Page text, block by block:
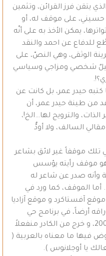
يتقن فرز القرائن، وتثمين
على موقف له، أو
يمكن الأخذ به على أنّه
للدفاع عن احمد والنقد
الوثقى، وهي النصّ، على
ميلٌ شخصي ومزاجي وسياسي
حيدر عمر، بل كانت عن
من طينة حيدر عمر، أن
والترويج لها…الخ!،
السالف، ولا أودُّ
تلك موقفاً غير لائق بشاعر
موقف رأيته يؤسس
وأنه صدر عن شاعر له
أما الموقف، كما ورد في
آفستاكرد و موقع آزاديا
أرضاً، في برنامج حي
لفضائية روز ت.ف بتاريخ 27. 11. 2009، و خرج من الكادر منفعلاً
فيها ما معناه بالعربية (
يا أوجلانوس ).